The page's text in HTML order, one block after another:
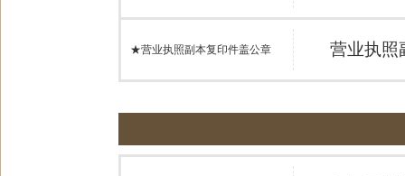
★营业执照副本复印件盖公章 营业执照